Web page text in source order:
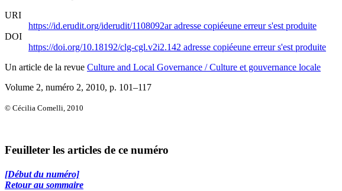
URI
https://id.erudit.org/iderudit/1108092aradresse copiéeune erreur s'est produite
DOI
https://doi.org/10.18192/clg-cgl.v2i2.142 adresse copiéeune erreur s'est produite
Un article de la revue Culture and Local Governance / Culture et gouvernance locale
Volume 2, numéro 2, 2010, p. 101–117
© Cécilia Comelli, 2010
Feuilleter les articles de ce numéro
[Début du numéro]
Retour au sommaire